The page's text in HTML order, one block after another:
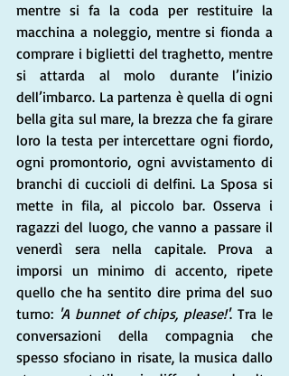
mentre si fa la coda per restituire la
macchina a noleggio, mentre si fionda a
comprare i biglietti del traghetto, mentre
si attarda al molo durante l’inizio
dell’imbarco. La partenza è quella di ogni
bella gita sul mare, la brezza che fa girare
loro la testa per intercettare ogni fiordo,
ogni promontorio, ogni avvistamento di
branchi di cuccioli di delfini. La Sposa si
mette in fila, al piccolo bar. Osserva i
ragazzi del luogo, che vanno a passare il
venerdì sera nella capitale. Prova a
imporsi un minimo di accento, ripete
quello che ha sentito dire prima del suo
turno: 'A bunnet of chips, please!'. Tra le
conversazioni della compagnia che
spesso sfociano in risate, la musica dallo